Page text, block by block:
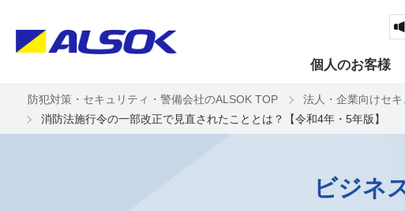
個人のお客様
防犯対策・セキュリティ・警備会社のALSOK TOP 法人・企業向けセキ
消防法施行令の一部改正で見直されたこととは？【令和4年・5年版】
ビジネ